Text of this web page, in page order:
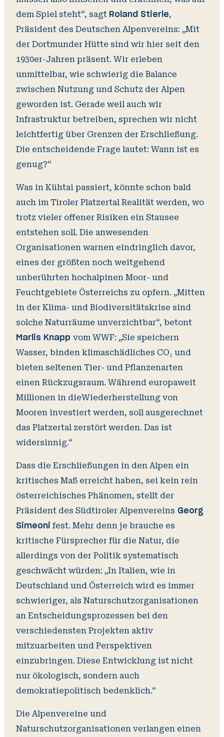
dem Spiel steht“, sagt Roland Stierle,
Präsident des Deutschen Alpenvereins: „Mit
der Dortmunder Hütte sind wir hier seit den
1930er-Jahren präsent. Wir erleben
unmittelbar, wie schwierig die Balance
zwischen Nutzung und Schutz der Alpen
geworden ist. Gerade weil auch wir
Infrastruktur betreiben, sprechen wir nicht
leichtfertig über Grenzen der Erschließung.
Die entscheidende Frage lautet: Wann ist es
genug?“
Was in Kühtai passiert, könnte schon bald
auch im Tiroler Platzertal Realität werden, wo
trotz vieler offener Risiken ein Stausee
entstehen soll. Die anwesenden
Organisationen warnen eindringlich davor,
eines der größten noch weitgehend
unberührten hochalpinen Moor- und
Feuchtgebiete Österreichs zu opfern. „Mitten
in der Klima- und Biodiversitätskrise sind
solche Naturräume unverzichtbar“, betont
Marlis Knapp vom WWF: „Sie speichern
Wasser, binden klimaschädliches CO₂ und
bieten seltenen Tier- und Pflanzenarten
einen Rückzugsraum. Während europaweit
Millionen in dieWiederherstellung von
Mooren investiert werden, soll ausgerechnet
das Platzertal zerstört werden. Das ist
widersinnig.“
Dass die Erschließungen in den Alpen ein
kritisches Maß erreicht haben, sei kein rein
österreichisches Phänomen, stellt der
Präsident des Südtiroler Alpenvereins Georg
Simeoni fest. Mehr denn je brauche es
kritische Fürsprecher für die Natur, die
allerdings von der Politik systematisch
geschwächt würden: „In Italien, wie in
Deutschland und Österreich wird es immer
schwieriger, als Naturschutzorganisationen
an Entscheidungsprozessen bei den
verschiedensten Projekten aktiv
mitzuarbeiten und Perspektiven
einzubringen. Diese Entwicklung ist nicht
nur ökologisch, sondern auch
demokratiepolitisch bedenklich.“
Die Alpenvereine und
Naturschutzorganisationen verlangen einen